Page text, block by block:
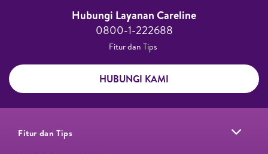
Hubungi Layanan Careline​
0800-1-222688​
Fitur dan Tips ​
HUBUNGI KAMI
Fitur dan Tips